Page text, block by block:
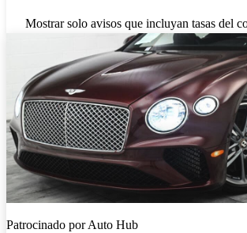
Mostrar solo avisos que incluyan tasas del
Patrocinado porAuto Hub